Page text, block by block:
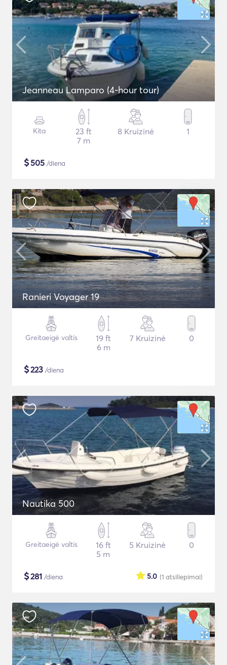
Jeanneau Lamparo (4-hour tour)
Kita
23 ft
7 m
8 Kruizinė 1
$505 /diena
Ranieri Voyager 19
Greitaeigė valtis
19 ft
6 m
7 Kruizinė 0
$223 /diena
Nautika 500
Greitaeigė valtis
16 ft
5 m
5 Kruizinė 0
$281 /diena (1 atsiliepimai)
5.0